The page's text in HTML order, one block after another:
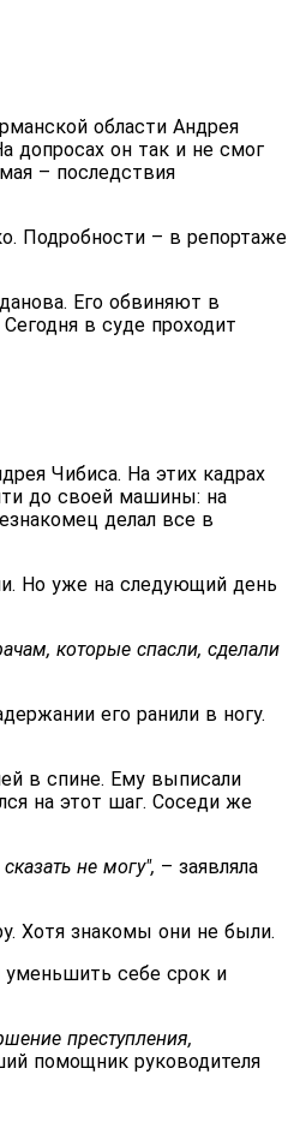
области Андрея
допросах он так и не смог
– последствия
Подробности – в репортаже
Его обвиняют в
в суде проходит
Чибиса. На этих кадрах
до своей машины: на
делал все в
Но уже на следующий день
которые спасли, сделали
его ранили в ногу.
в спине. Ему выписали
на этот шаг. Соседи же
не могу", – заявляла
Хотя знакомы они не были.
себе срок и
преступления,
помощник руководителя